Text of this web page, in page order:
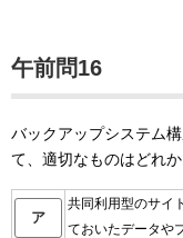
午前問16
バックアップシステム
て、適切なものはどれか
ア
共同利用型のサイ
ておいたデータや